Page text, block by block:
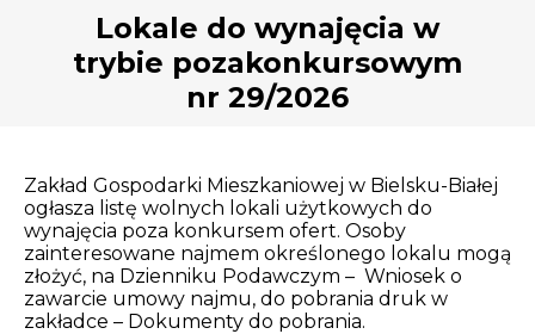
Jak załatwić sprawę
Opłaty i rozliczenia
Działania antysmogowe
Remonty budynków
Lokale do wynajęcia w
trybie pozakonkursowym
nr 29/2026
Zakład Gospodarki Mieszkaniowej w Bielsku-Białej
ogłasza listę wolnych lokali użytkowych do
wynajęcia poza konkursem ofert. Osoby
zainteresowane najmem określonego lokalu mogą
złożyć, na Dzienniku Podawczym – Wniosek o
zawarcie umowy najmu, do pobrania druk w
zakładce – Dokumenty do pobrania.